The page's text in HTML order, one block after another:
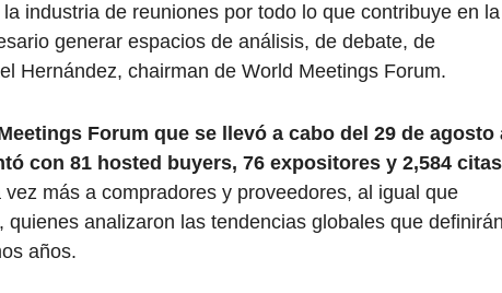
industria de reuniones por todo lo que contribuye en la
generar espacios de análisis, de debate, de
Hernández, chairman de World Meetings Forum.
Forum que se llevó a cabo del 29 de agosto
con 81 hosted buyers, 76 expositores y 2,584 citas
más a compradores y proveedores, al igual que
analizaron las tendencias globales que
años.